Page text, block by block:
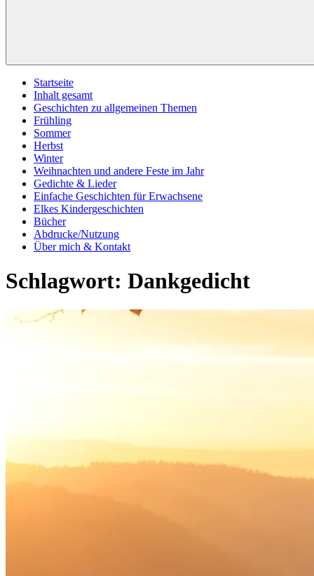
Startseite
Inhalt gesamt
Geschichten zu allgemeinen Themen
Frühling
Sommer
Herbst
Winter
Weihnachten und andere Feste im Jahr
Gedichte & Lieder
Einfache Geschichten für Erwachsene
Elkes Kindergeschichten
Bücher
Abdrucke/Nutzung
Über mich & Kontakt
Schlagwort: Dankgedicht